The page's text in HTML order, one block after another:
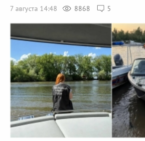
7 августа 14:48
8868 5